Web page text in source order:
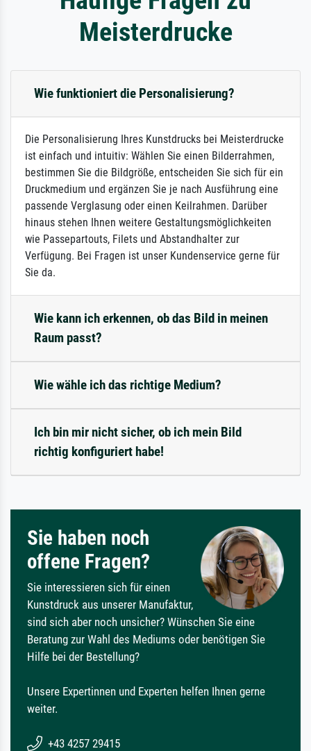
Meisterdrucke
Wie funktioniert die Personalisierung?
Die Personalisierung Ihres Kunstdrucks bei Meisterdrucke
ist einfach und intuitiv: Wählen Sie einen Bilderrahmen,
bestimmen Sie die Bildgröße, entscheiden Sie sich für ein
Druckmedium und ergänzen Sie je nach Ausführung eine
passende Verglasung oder einen Keilrahmen. Darüber
hinaus stehen Ihnen weitere Gestaltungsmöglichkeiten
wie Passepartouts, Filets und Abstandhalter zur
Verfügung. Bei Fragen ist unser Kundenservice gerne für
Sie da.
Wie kann ich erkennen, ob das Bild in meinen
Raum passt?
Wie wähle ich das richtige Medium?
Ich bin mir nicht sicher, ob ich mein Bild
richtig konfiguriert habe!
Sie haben noch
offene Fragen?
Sie interessieren sich für einen
Kunstdruck aus unserer Manufaktur,
sind sich aber noch unsicher? Wünschen Sie eine
Beratung zur Wahl des Mediums oder benötigen Sie
Hilfe bei der Bestellung?
Unsere Expertinnen und Experten helfen Ihnen gerne
weiter.
+43 4257 29415